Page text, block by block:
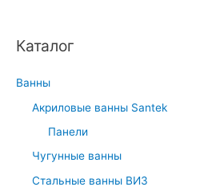
Каталог
Ванны
Акриловые ванны Santek
Панели
Чугунные ванны
Стальные ванны ВИЗ